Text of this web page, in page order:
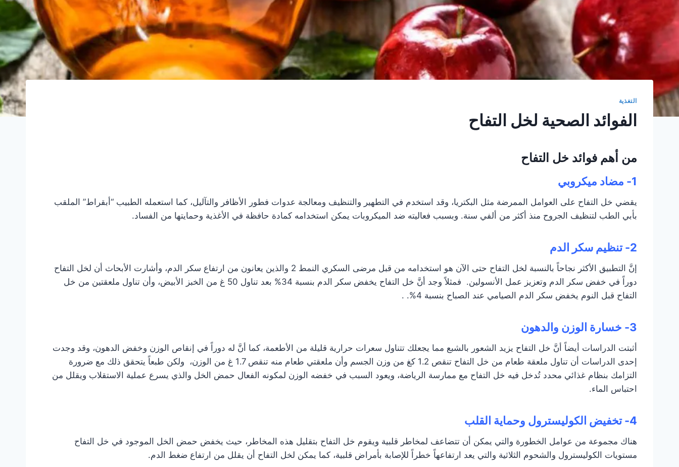
التغذية
الفوائد الصحية لخل التفاح
من أهم فوائد خل التفاح
1- مضاد ميكروبي
يقضي خل التفاح على العوامل الممرضة مثل البكتريا، وقد استخدم في التطهير والتنظيف ومعالجة عدوات فطور الأظافر والتآليل، كما استعمله الطبيب “أبقراط” الملقب
بأبي الطب لتنظيف الجروح منذ أكثر من ألفي سنة. وبسبب فعاليته ضد الميكروبات يمكن استخدامه كمادة حافظة في الأغذية وحمايتها من الفساد.
2- تنظيم سكر الدم
إنَّ التطبيق الأكثر نجاحاً بالنسبة لخل التفاح حتى الآن هو استخدامه من قبل مرضى السكري النمط 2 والذين يعانون من ارتفاع سكر الدم، وأشارت الأبحاث أن لخل التفاح
دوراً في خفض سكر الدم وتعزيز عمل الأنسولين. فمثلاً وجد أنَّ خل التفاح يخفض سكر الدم بنسبة 34% بعد تناول 50 غ من الخبز الأبيض، وأن تناول ملعقتين من خل
التفاح قبل النوم يخفض سكر الدم الصيامي عند الصباح بنسبة 4%. .
3- خسارة الوزن والدهون
أثبتت الدراسات أيضاً أنَّ خل التفاح يزيد الشعور بالشبع مما يجعلك تتناول سعرات حرارية قليلة من الأطعمة، كما أنَّ له دوراً في إنقاص الوزن وخفض الدهون، وقد وجدت
إحدى الدراسات أن تناول ملعقة طعام من خل التفاح تنقص 1.2 كغ من وزن الجسم وأن ملعقتي طعام منه تنقص 1.7 غ من الوزن، ولكن طبعاً يتحقق ذلك مع ضرورة
التزامك بنظام غذائي محدد تُدخل فيه خل التفاح مع ممارسة الرياضة، ويعود السبب في خفضه الوزن لمكونه الفعال حمض الخل والذي يسرع عملية الاستقلاب ويقلل من
احتباس الماء.
4- تخفيض الكوليسترول وحماية القلب
هناك مجموعة من عوامل الخطورة والتي يمكن أن تتضاعف لمخاطر قلبية ويقوم خل التفاح بتقليل هذه المخاطر، حيث يخفض حمض الخل الموجود في خل التفاح
مستويات الكوليسترول والشحوم الثلاثية والتي يعد ارتفاعهاً خطراً للإصابة بأمراض قلبية، كما يمكن لخل التفاح أن يقلل من ارتفاع ضغط الدم.